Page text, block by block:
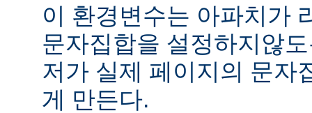
이 환경변수는 아파치가
문자집합을 설정하지않
저가 실제 페이지의 문자
게 만든다.